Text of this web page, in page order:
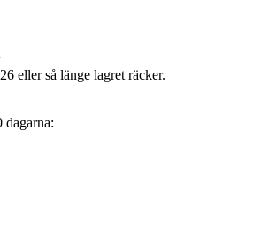
eller så länge lagret räcker.
dagarna: